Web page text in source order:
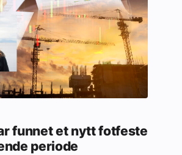
funnet et nytt fotfeste
periode